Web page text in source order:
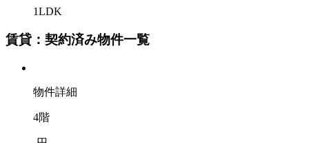
1LDK
賃貸：契約済み物件一覧
物件詳細
4階